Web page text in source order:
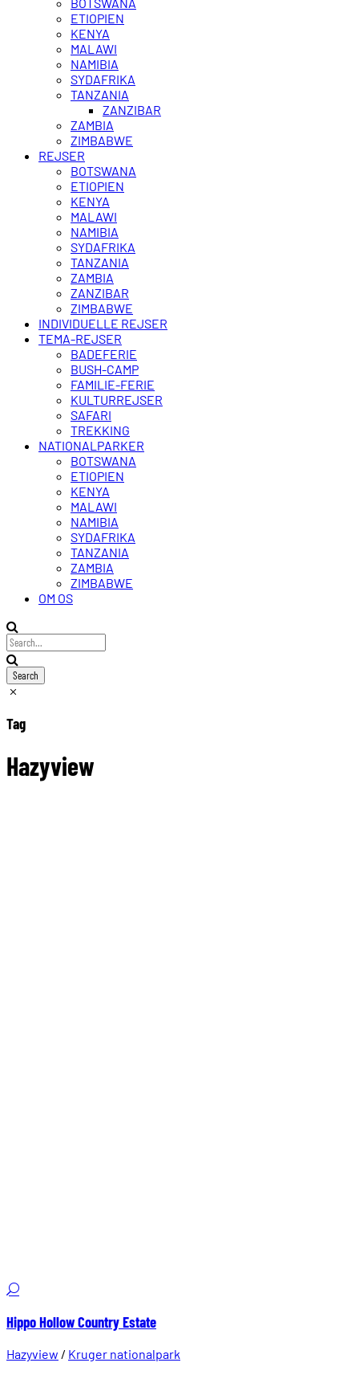
ETIOPIEN
KENYA
MALAWI
NAMIBIA
SYDAFRIKA
TANZANIA
ZANZIBAR
ZAMBIA
ZIMBABWE
REJSER
BOTSWANA
ETIOPIEN
KENYA
MALAWI
NAMIBIA
SYDAFRIKA
TANZANIA
ZAMBIA
ZANZIBAR
ZIMBABWE
INDIVIDUELLE REJSER
TEMA-REJSER
BADEFERIE
BUSH-CAMP
FAMILIE-FERIE
KULTURREJSER
SAFARI
TREKKING
NATIONALPARKER
BOTSWANA
ETIOPIEN
KENYA
MALAWI
NAMIBIA
SYDAFRIKA
TANZANIA
ZAMBIA
ZIMBABWE
OM OS
Tag
Hazyview
Hippo Hollow Country Estate
Hazyview / Kruger nationalpark